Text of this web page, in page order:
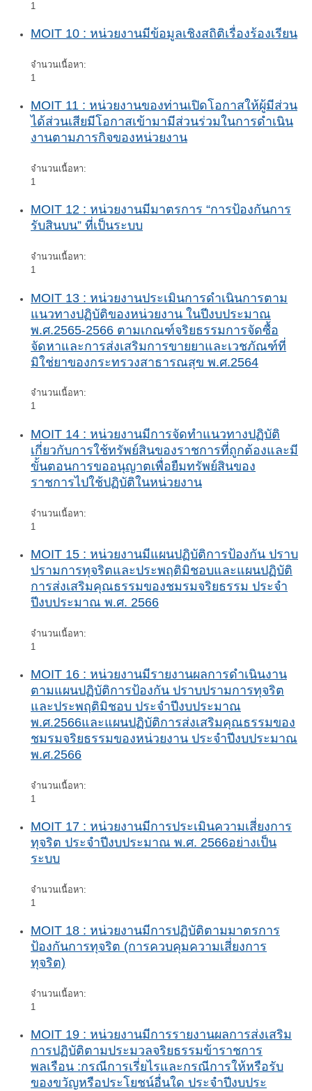
1
MOIT 10 : หน่วยงานมีข้อมูลเชิงสถิติเรื่องร้องเรียน
จำนวนเนื้อหา:
1
MOIT 11 : หน่วยงานของท่านเปิดโอกาสให้ผู้มีส่วน
ได้ส่วนเสียมีโอกาสเข้ามามีส่วนร่วมในการดำเนิน
งานตามภารกิจของหน่วยงาน
จำนวนเนื้อหา:
1
MOIT 12 : หน่วยงานมีมาตรการ “การป้องกันการ
รับสินบน” ที่เป็นระบบ
จำนวนเนื้อหา:
1
MOIT 13 : หน่วยงานประเมินการดำเนินการตาม
แนวทางปฏิบัติของหน่วยงาน ในปีงบประมาณ
พ.ศ.2565-2566 ตามเกณฑ์จริยธรรมการจัดซื้อ
จัดหาและการส่งเสริมการขายยาและเวชภัณฑ์ที่
มิใช่ยาของกระทรวงสาธารณสุข พ.ศ.2564
จำนวนเนื้อหา:
1
MOIT 14 : หน่วยงานมีการจัดทำแนวทางปฏิบัติ
เกี่ยวกับการใช้ทรัพย์สินของราชการที่ถูกต้องและมี
ขั้นตอนการขออนุญาตเพื่อยืมทรัพย์สินของ
ราชการไปใช้ปฏิบัติในหน่วยงาน
จำนวนเนื้อหา:
1
MOIT 15 : หน่วยงานมีแผนปฏิบัติการป้องกัน ปราบ
ปรามการทุจริตและประพฤติมิชอบและแผนปฏิบัติ
การส่งเสริมคุณธรรมของชมรมจริยธรรม ประจำ
ปีงบประมาณ พ.ศ. 2566
จำนวนเนื้อหา:
1
MOIT 16 : หน่วยงานมีรายงานผลการดำเนินงาน
ตามแผนปฏิบัติการป้องกัน ปราบปรามการทุจริต
และประพฤติมิชอบ ประจำปีงบประมาณ
พ.ศ.2566และแผนปฏิบัติการส่งเสริมคุณธรรมของ
ชมรมจริยธรรมของหน่วยงาน ประจำปีงบประมาณ
พ.ศ.2566
จำนวนเนื้อหา:
1
MOIT 17 : หน่วยงานมีการประเมินความเสี่ยงการ
ทุจริต ประจำปีงบประมาณ พ.ศ. 2566อย่างเป็น
ระบบ
จำนวนเนื้อหา:
1
MOIT 18 : หน่วยงานมีการปฏิบัติตามมาตรการ
ป้องกันการทุจริต (การควบคุมความเสี่ยงการ
ทุจริต)
จำนวนเนื้อหา:
1
MOIT 19 : หน่วยงานมีการรายงานผลการส่งเสริม
การปฏิบัติตามประมวลจริยธรรมข้าราชการ
พลเรือน :กรณีการเรี่ยไรและกรณีการให้หรือรับ
ของขวัญหรือประโยชน์อื่นใด ประจำปีงบประ